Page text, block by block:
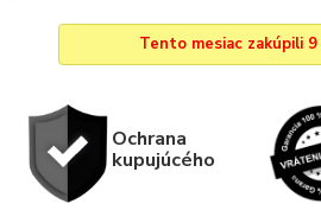
Tento mesiac zakúpili 9
Ochrana
kupujúcého